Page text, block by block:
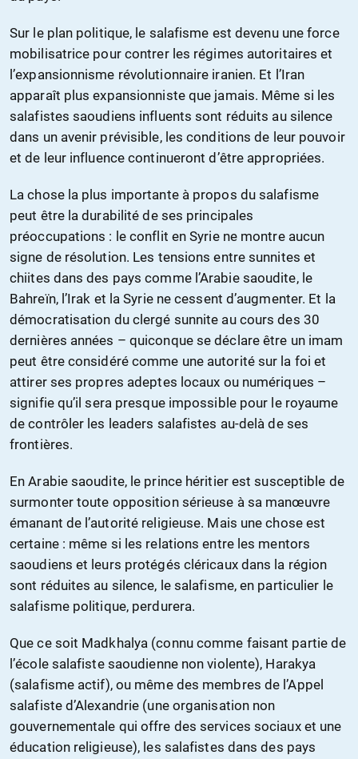
Sur le plan politique, le salafisme est devenu une force
mobilisatrice pour contrer les régimes autoritaires et
l’expansionnisme révolutionnaire iranien. Et l’Iran
apparaît plus expansionniste que jamais. Même si les
salafistes saoudiens influents sont réduits au silence
dans un avenir prévisible, les conditions de leur pouvoir
et de leur influence continueront d’être appropriées.
La chose la plus importante à propos du salafisme
peut être la durabilité de ses principales
préoccupations : le conflit en Syrie ne montre aucun
signe de résolution. Les tensions entre sunnites et
chiites dans des pays comme l’Arabie saoudite, le
Bahreïn, l’Irak et la Syrie ne cessent d’augmenter. Et la
démocratisation du clergé sunnite au cours des 30
dernières années – quiconque se déclare être un imam
peut être considéré comme une autorité sur la foi et
attirer ses propres adeptes locaux ou numériques –
signifie qu’il sera presque impossible pour le royaume
de contrôler les leaders salafistes au-delà de ses
frontières.
En Arabie saoudite, le prince héritier est susceptible de
surmonter toute opposition sérieuse à sa manœuvre
émanant de l’autorité religieuse. Mais une chose est
certaine : même si les relations entre les mentors
saoudiens et leurs protégés cléricaux dans la région
sont réduites au silence, le salafisme, en particulier le
salafisme politique, perdurera.
Que ce soit Madkhalya (connu comme faisant partie de
l’école salafiste saoudienne non violente), Harakya
(salafisme actif), ou même des membres de l’Appel
salafiste d’Alexandrie (une organisation non
gouvernementale qui offre des services sociaux et une
éducation religieuse), les salafistes dans des pays